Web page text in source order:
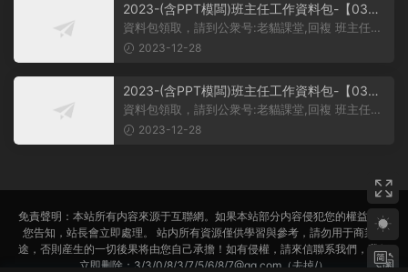
2023-(含PPT模闆)班主任工作資料包-【03】
主題班會課件PPT-初中主題班會課件-學習雷鋒
主題班會PPT課件-學習雷鋒PPT系列-013
資料包領取，請到公衆号:老貓課堂,回複 班主任。
【03】初中主題班會課件PP...
2023-12-28
2023-(含PPT模闆)班主任工作資料包-【03】
主題班會課件PPT-初中主題班會課件-學習雷鋒
主題班會PPT課件-學習雷鋒PPT系列-012
資料包領取，請到公衆号:老貓課堂,回複 班主任。
大家好！今天分享給大家一...
2023-12-28
免責聲明：本站所有内容來源于互聯網。如果本站部分内容侵犯您的權益，請
您告知，站長會立即處理。 站内所有資源僅供學習與參考，請勿用于商業用
途，否則産生的一切後果将由您自己承擔！如有侵權，請來信聯系我們，我們
立即删除：3/3/0/8/3/7/5/6/8/7@qq.com（去掉/）